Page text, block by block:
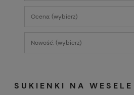
Ocena: (wybierz)
Nowość: (wybierz)
SUKIENKI NA